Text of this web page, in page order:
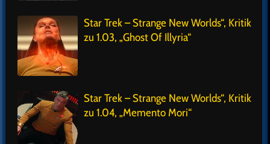
Star Trek – Strange New Worlds“, Kritik
zu 1.03, „Ghost Of Illyria“
Star Trek – Strange New Worlds“, Kritik
zu 1.04, „Memento Mori“